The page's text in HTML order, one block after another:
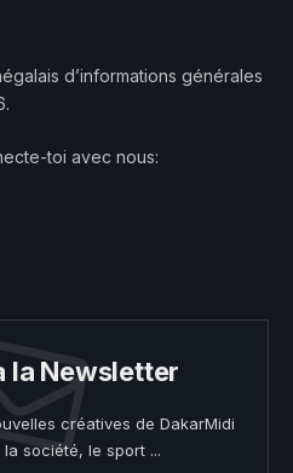
d’informations générales
toi avec nous:
la Newsletter
créatives de DakarMidi
société, le sport ...